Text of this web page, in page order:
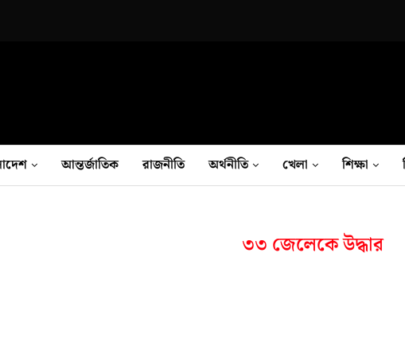
আন্তর্জাতিক রাজনীতি অর্থনীতি খেলা শিক্ষা
৩৩ জেলেকে উদ্ধার